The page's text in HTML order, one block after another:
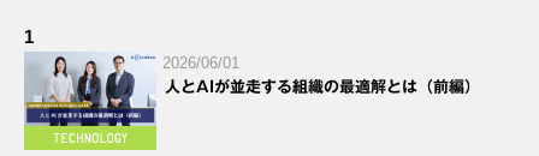
1
2026/06/01
人とAIが並走する組織の最適解とは（前編）